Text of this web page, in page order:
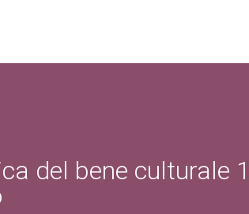
del bene culturale